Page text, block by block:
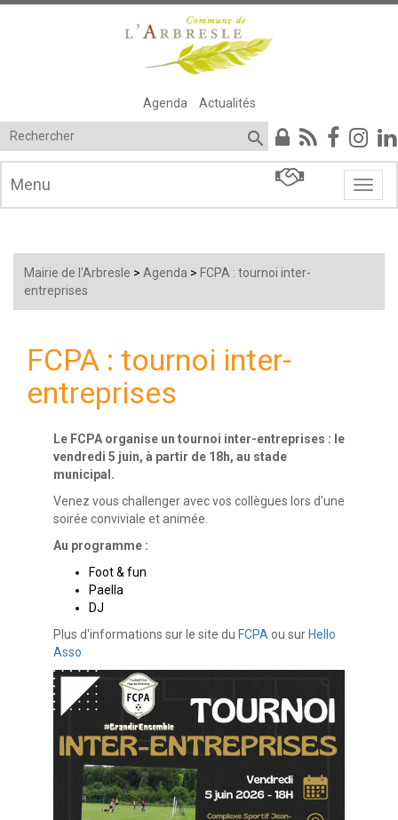
Agenda Actualités

Menu
Menu
Mairie de l'Arbresle > Agenda > FCPA : tournoi inter-
entreprises
FCPA : tournoi inter-
entreprises
Le FCPA organise un tournoi inter-entreprises : le
vendredi 5 juin, à partir de 18h, au stade
municipal.
Venez vous challenger avec vos collègues lors d'une
soirée conviviale et animée.
Au programme :
Foot & fun
Paella
DJ
Plus d'informations sur le site du FCPA ou sur Hello
Asso